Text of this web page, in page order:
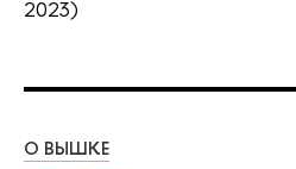
2023)
О ВЫШКЕ